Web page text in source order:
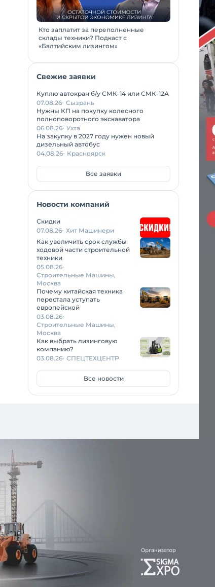
Кто заплатит за переполненные
склады техники? Подкаст с
«Балтийским лизингом»
Свежие заявки
Куплю автокран б/у СМК-14 или СМК-12А
07.08.26 Сызрань
Нужны КП на покупку колесного
полноповоротного экскаватора
06.08.26 Ухта
На закупку в 2027 году нужен новый
дизельный автобус
04.08.26 Красноярск
Все заявки
Новости компаний
Скидки
07.08.26 Хит Машинери
Как увеличить срок службы
ходовой части строительной
техники
05.08.26
Строительные Машины,
Москва
Почему китайская техника
перестала уступать
европейской
03.08.26
Строительные Машины,
Москва
Как выбрать лизинговую
компанию?
03.08.26 СПЕЦТЕХЦЕНТР
Все новости